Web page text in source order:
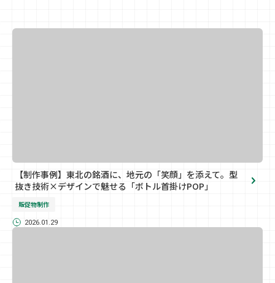
【制作事例】東北の銘酒に、地元の「笑顔」を添えて。型
抜き技術×デザインで魅せる「ボトル首掛けPOP」
販促物制作
2026.01.29